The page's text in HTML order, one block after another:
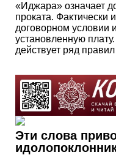
«Иджара» означает
проката. Фактически
договорном условии
установленную
действует ряд
Эти слова